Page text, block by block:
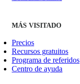
MÁS VISITADO
Precios
Recursos gratuitos
Programa de referidos
Centro de ayuda